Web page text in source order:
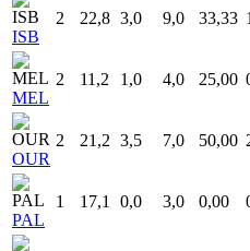
ISB
2 22,8 3,0 9,0 33,33
MEL
2 11,2 1,0 4,0 25,00
OUR
2 21,2 3,5 7,0 50,00
PAL
1 17,1 0,0 3,0 0,00